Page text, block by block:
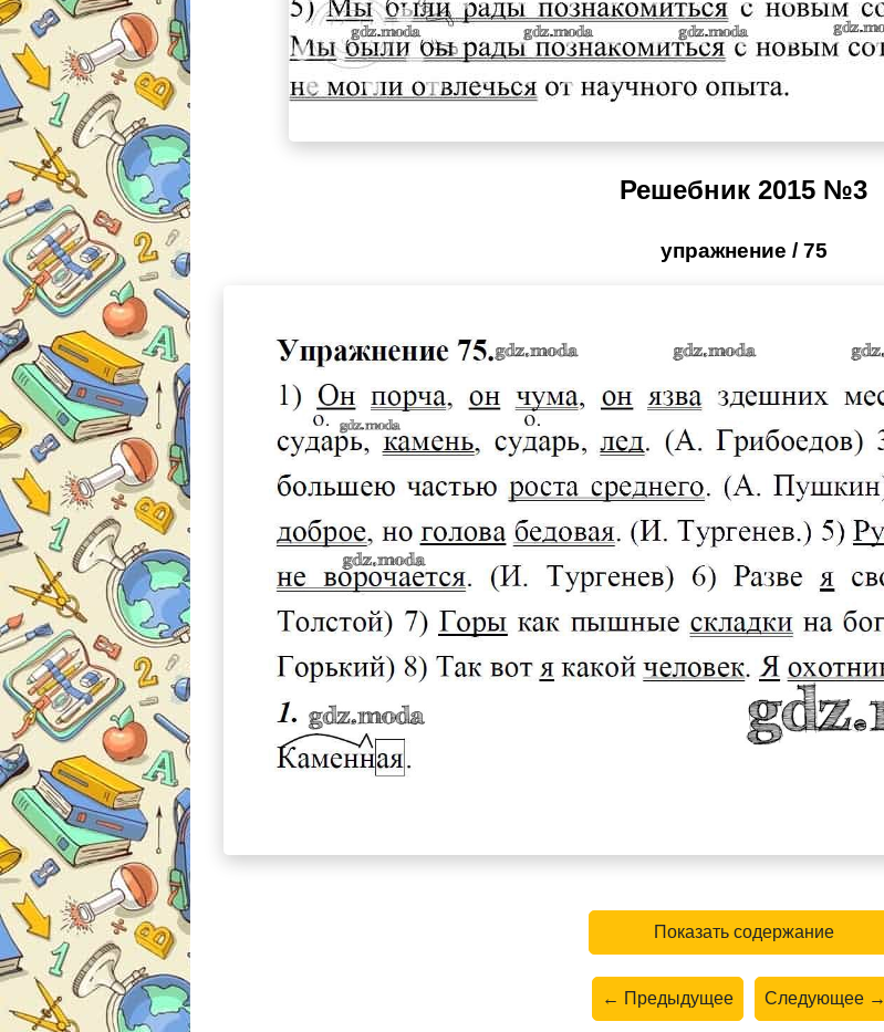
Решебник 2015 №3
упражнение / 75
Показать содержание
← Предыдущее Следующее →